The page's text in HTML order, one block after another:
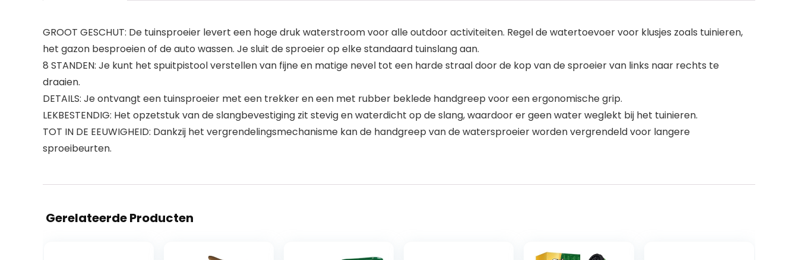
GROOT GESCHUT: De tuinsproeier levert een hoge druk waterstroom voor alle outdoor activiteiten. Regel de watertoevoer voor klusjes zoals tuinieren,
het gazon besproeien of de auto wassen. Je sluit de sproeier op elke standaard tuinslang aan.
8 STANDEN: Je kunt het spuitpistool verstellen van fijne en matige nevel tot een harde straal door de kop van de sproeier van links naar rechts te
draaien.
DETAILS: Je ontvangt een tuinsproeier met een trekker en een met rubber beklede handgreep voor een ergonomische grip.
LEKBESTENDIG: Het opzetstuk van de slangbevestiging zit stevig en waterdicht op de slang, waardoor er geen water weglekt bij het tuinieren.
TOT IN DE EEUWIGHEID: Dankzij het vergrendelingsmechanisme kan de handgreep van de watersproeier worden vergrendeld voor langere
sproeibeurten.
Gerelateerde Producten